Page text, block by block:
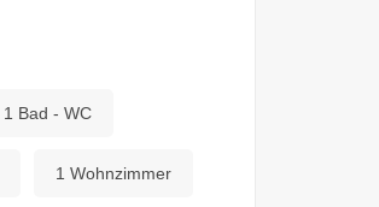
1 Bad - WC
1 Wohnzimmer